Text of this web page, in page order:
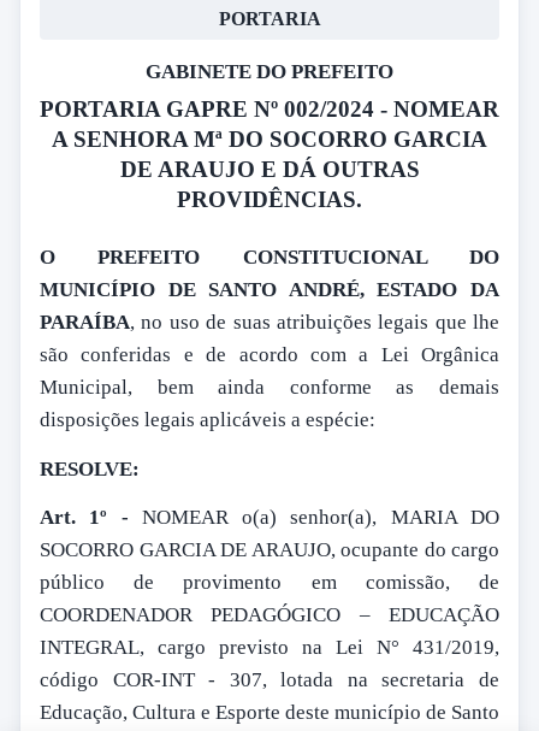
PORTARIA
GABINETE DO PREFEITO
PORTARIA GAPRE Nº 002/2024 - NOMEAR
A SENHORA Mª DO SOCORRO GARCIA
DE ARAUJO E DÁ OUTRAS
PROVIDÊNCIAS.
O PREFEITO CONSTITUCIONAL DO
MUNICÍPIO DE SANTO ANDRÉ, ESTADO DA
PARAÍBA, no uso de suas atribuições legais que lhe
são conferidas e de acordo com a Lei Orgânica
Municipal, bem ainda conforme as demais
disposições legais aplicáveis a espécie:
RESOLVE:
Art. 1º - NOMEAR o(a) senhor(a), MARIA DO
SOCORRO GARCIA DE ARAUJO, ocupante do cargo
público de provimento em comissão, de
COORDENADOR PEDAGÓGICO – EDUCAÇÃO
INTEGRAL, cargo previsto na Lei N° 431/2019,
código COR-INT - 307, lotada na secretaria de
Educação, Cultura e Esporte deste município de Santo